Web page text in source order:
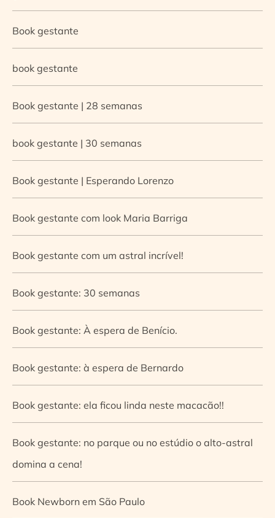
Book gestante
book gestante
Book gestante | 28 semanas
book gestante | 30 semanas
Book gestante | Esperando Lorenzo
Book gestante com look Maria Barriga
Book gestante com um astral incrível!
Book gestante: 30 semanas
Book gestante: À espera de Benício.
Book gestante: à espera de Bernardo
Book gestante: ela ficou linda neste macacão!!
Book gestante: no parque ou no estúdio o alto-astral
domina a cena!
Book Newborn em São Paulo